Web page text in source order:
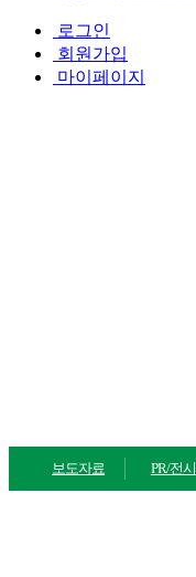
로그인
회원가입
마이페이지
보도자료 PR/전시